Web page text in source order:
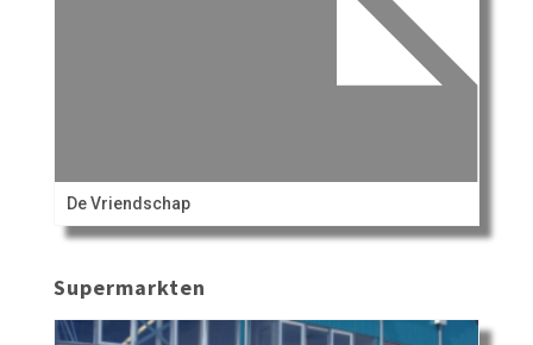
De Vriendschap
Supermarkten